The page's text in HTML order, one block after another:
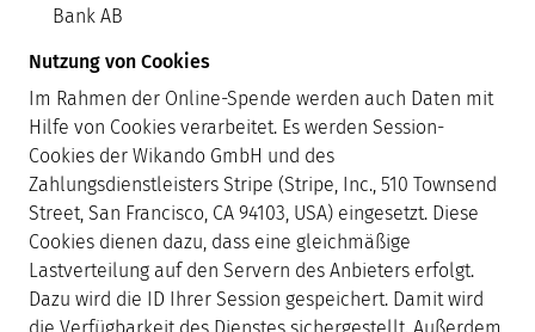
Bank AB
Nutzung von Cookies
Im Rahmen der Online-Spende werden auch Daten mit
Hilfe von Cookies verarbeitet. Es werden Session-
Cookies der Wikando GmbH und des
Zahlungsdienstleisters Stripe (Stripe, Inc., 510 Townsend
Street, San Francisco, CA 94103, USA) eingesetzt. Diese
Cookies dienen dazu, dass eine gleichmäßige
Lastverteilung auf den Servern des Anbieters erfolgt.
Dazu wird die ID Ihrer Session gespeichert. Damit wird